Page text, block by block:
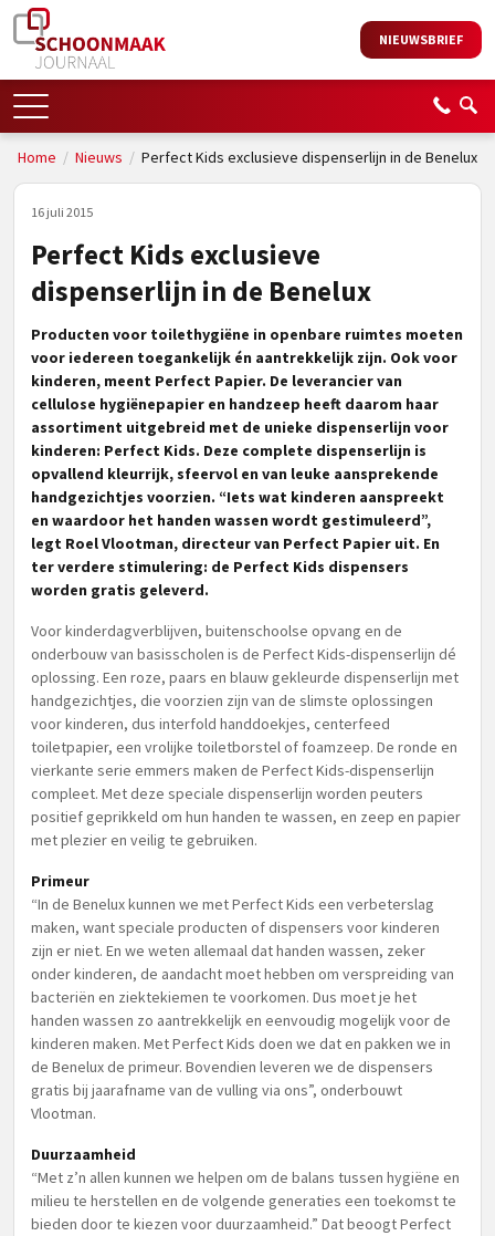
NIEUWSBRIEF
Home / Nieuws / Perfect Kids exclusieve dispenserlijn in de Benelux
16 juli 2015
Perfect Kids exclusieve
dispenserlijn in de Benelux
Producten voor toilethygiëne in openbare ruimtes moeten
voor iedereen toegankelijk én aantrekkelijk zijn. Ook voor
kinderen, meent Perfect Papier. De leverancier van
cellulose hygiënepapier en handzeep heeft daarom haar
assortiment uitgebreid met de unieke dispenserlijn voor
kinderen: Perfect Kids. Deze complete dispenserlijn is
opvallend kleurrijk, sfeervol en van leuke aansprekende
handgezichtjes voorzien. “Iets wat kinderen aanspreekt
en waardoor het handen wassen wordt gestimuleerd”,
legt Roel Vlootman, directeur van Perfect Papier uit. En
ter verdere stimulering: de Perfect Kids dispensers
worden gratis geleverd.
Voor kinderdagverblijven, buitenschoolse opvang en de
onderbouw van basisscholen is de Perfect Kids-dispenserlijn dé
oplossing. Een roze, paars en blauw gekleurde dispenserlijn met
handgezichtjes, die voorzien zijn van de slimste oplossingen
voor kinderen, dus interfold handdoekjes, centerfeed
toiletpapier, een vrolijke toiletborstel of foamzeep. De ronde en
vierkante serie emmers maken de Perfect Kids-dispenserlijn
compleet. Met deze speciale dispenserlijn worden peuters
positief geprikkeld om hun handen te wassen, en zeep en papier
met plezier en veilig te gebruiken.
Primeur
“In de Benelux kunnen we met Perfect Kids een verbeterslag
maken, want speciale producten of dispensers voor kinderen
zijn er niet. En we weten allemaal dat handen wassen, zeker
onder kinderen, de aandacht moet hebben om verspreiding van
bacteriën en ziektekiemen te voorkomen. Dus moet je het
handen wassen zo aantrekkelijk en eenvoudig mogelijk voor de
kinderen maken. Met Perfect Kids doen we dat en pakken we in
de Benelux de primeur. Bovendien leveren we de dispensers
gratis bij jaarafname van de vulling via ons”, onderbouwt
Vlootman.
Duurzaamheid
“Met z’n allen kunnen we helpen om de balans tussen hygiëne en
milieu te herstellen en de volgende generaties een toekomst te
bieden door te kiezen voor duurzaamheid.” Dat beoogt Perfect